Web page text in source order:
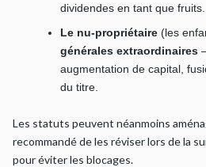
dividendes en tant que fruits.
Le nu-propriétaire (les
générales extraordinaires
augmentation de capital,
du titre.
Les statuts peuvent néanmoins
recommandé de les réviser lors de la
pour éviter les blocages.